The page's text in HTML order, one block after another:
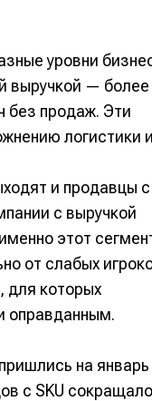
уровни
выручкой — более
без продаж. Эти
логистики и
и продавцы с
с выручкой
этот
от слабых
для которых
оправданным.
на январь
с SKU